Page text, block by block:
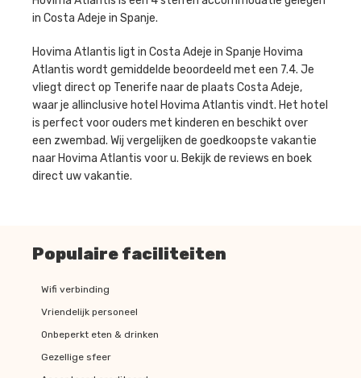
in Costa Adeje in Spanje.
Hovima Atlantis ligt in Costa Adeje in Spanje Hovima
Atlantis wordt gemiddelde beoordeeld met een 7.4. Je
vliegt direct op Tenerife naar de plaats Costa Adeje,
waar je allinclusive hotel Hovima Atlantis vindt. Het hotel
is perfect voor ouders met kinderen en beschikt over
een zwembad. Wij vergelijken de goedkoopste vakantie
naar Hovima Atlantis voor u. Bekijk de reviews en boek
direct uw vakantie.
Populaire faciliteiten
Wifi verbinding
Vriendelijk personeel
Onbeperkt eten & drinken
Gezellige sfeer